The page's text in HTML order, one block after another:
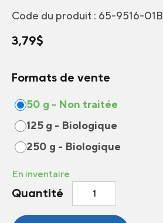
Code du produit : 65-9516-01B
3,79$
Formats de vente
50 g - Non traitée
125 g - Biologique
250 g - Biologique
En inventaire
Quantité
quantité
Germes